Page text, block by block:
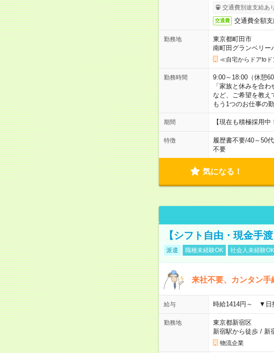
交通費別途支給あり
交通費 交通費全額支
勤務地
東京都町田市
南町田グランベリー
≪自宅からドアtoド
勤務時間
9:00～18:00（休憩
「家族と休みを合
など、ご希望を教え
もう1つのお仕事の
期間 【現在も積極採用
特徴 履歴書不要/40～50
不要
気になる！
【シフト自由・現金手
派遣 職種未経験OK 社会人未経験OK
来社不要、カンタン手
給与 時給1414円～ ▼日
勤務地
東京都新宿区
新宿駅から徒歩/ 新
物流企業